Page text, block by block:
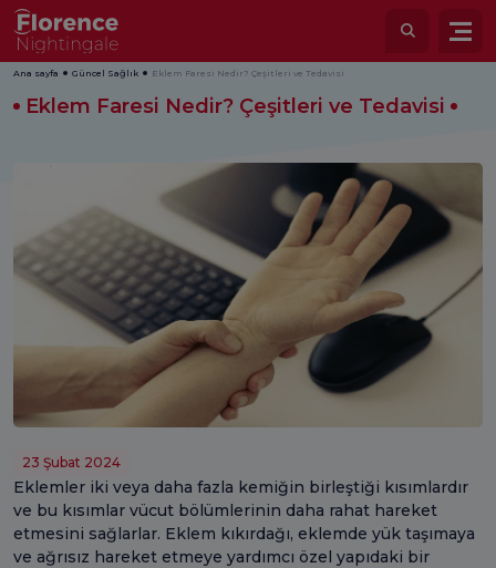
Ana sayfa Güncel Sağlık Eklem Faresi Nedir? Çeşitleri ve Tedavisi
Eklem Faresi Nedir? Çeşitleri ve Tedavisi
23 Şubat 2024
Eklemler iki veya daha fazla kemiğin birleştiği kısımlardır
ve bu kısımlar vücut bölümlerinin daha rahat hareket
etmesini sağlarlar. Eklem kıkırdağı, eklemde yük taşımaya
ve ağrısız hareket etmeye yardımcı özel yapıdaki bir